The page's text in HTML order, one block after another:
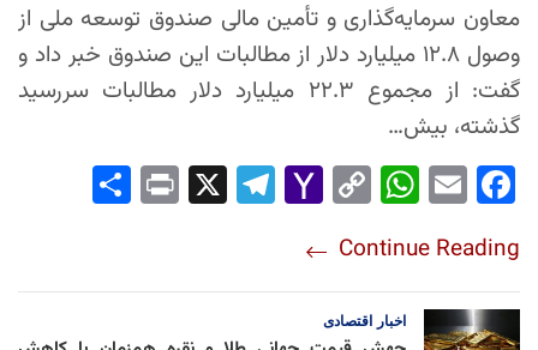
معاون سرمایه‌گذاری و تأمین مالی صندوق توسعه ملی از
وصول ۱۲.۸ میلیارد دلار از مطالبات این صندوق خبر داد و
گفت: از مجموع ۲۲.۳ میلیارد دلار مطالبات سررسید
گذشته، بیش…
Fac
ok
Em
Wh
Ap
p
Co
Lin
k
Yah
l
Tel
Pri
Continue Reading
اخبار اقتصادی